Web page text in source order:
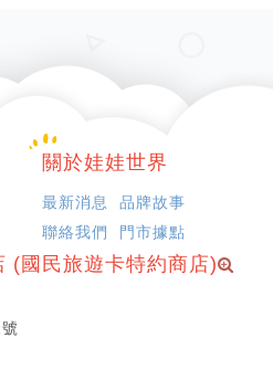
關於娃娃世界
最新消息
品牌故事
聯絡我們
門市據點
(國民旅遊卡特約商店)